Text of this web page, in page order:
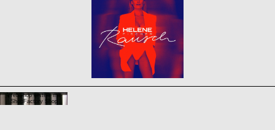
WebShop erstellt mit
ShopFactory Shop